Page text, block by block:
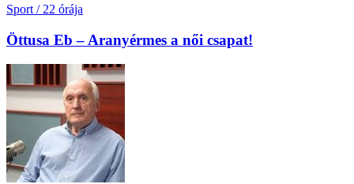
Sport / 22 órája
Öttusa Eb – Aranyérmes a női csapat!